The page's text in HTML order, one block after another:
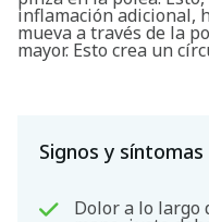
inflamación adicional,
mueva a través de la
mayor. Esto crea un
Signos y síntomas
Dolor a lo largo